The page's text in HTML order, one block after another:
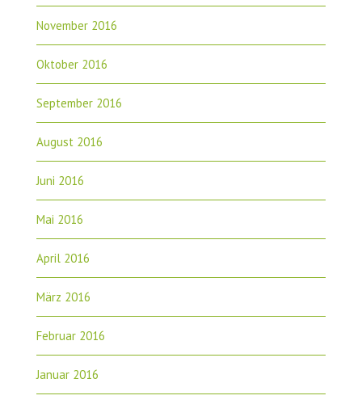
November 2016
Oktober 2016
September 2016
August 2016
Juni 2016
Mai 2016
April 2016
März 2016
Februar 2016
Januar 2016